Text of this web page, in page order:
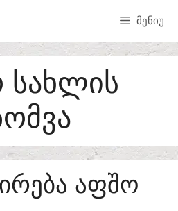
ᲛᲔᲜᲘᲣ
ᲡᲐᲮᲚᲘᲡ
ᲐᲤᲨᲝ